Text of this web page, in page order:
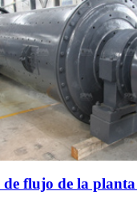
flujo de la